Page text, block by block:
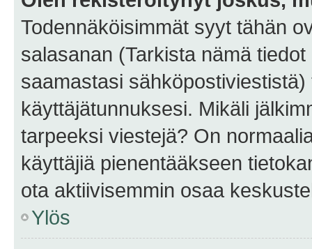
Todennäköisimmät syyt tähän
salasanan (Tarkista nämä
saamastasi
käyttäjätunnuksesi. Mikäli
tarpeeksi viestejä? On
käyttäjiä pienentääkseen
ota aktiivisemmin osaa
Ylös